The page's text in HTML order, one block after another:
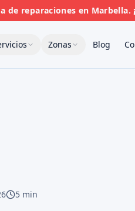
de reparaciones en
Zonas Blog
5 min